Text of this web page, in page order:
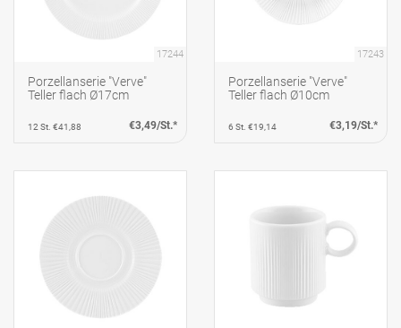
17244
Porzellanserie "Verve"
Teller flach Ø17cm
12 St. €41,88 €3,49/St.*
17243
Porzellanserie "Verve"
Teller flach Ø10cm
6 St. €19,14 €3,19/St.*